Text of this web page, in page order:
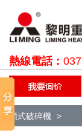
熱線電話：
顎式破碎機